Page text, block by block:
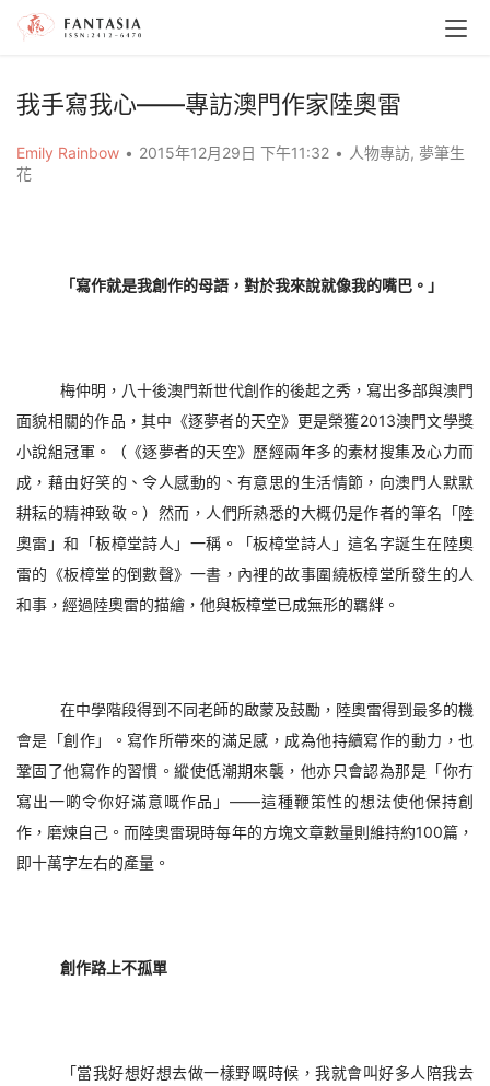
我手寫我心——專訪澳門作家陸奧雷
Emily Rainbow • 2015年12月29日 下午11:32 • 人物專訪, 夢筆生
花
「寫作就是我創作的母語，對於我來說就像我的嘴巴。」
梅仲明，八十後澳門新世代創作的後起之秀，寫出多部與澳門
面貌相關的作品，其中《逐夢者的天空》更是榮獲2013澳門文學獎
小說組冠軍。（《逐夢者的天空》歷經兩年多的素材搜集及心力而
成，藉由好笑的、令人感動的、有意思的生活情節，向澳門人默默
耕耘的精神致敬。）然而，人們所熟悉的大概仍是作者的筆名「陸
奧雷」和「板樟堂詩人」一稱。「板樟堂詩人」這名字誕生在陸奧
雷的《板樟堂的倒數聲》一書，內裡的故事圍繞板樟堂所發生的人
和事，經過陸奧雷的描繪，他與板樟堂已成無形的羈絆。
在中學階段得到不同老師的啟蒙及鼓勵，陸奧雷得到最多的機
會是「創作」。寫作所帶來的滿足感，成為他持續寫作的動力，也
鞏固了他寫作的習慣。縱使低潮期來襲，他亦只會認為那是「你冇
寫出一啲令你好滿意嘅作品」——這種鞭策性的想法使他保持創
作，磨煉自己。而陸奧雷現時每年的方塊文章數量則維持約100篇，
即十萬字左右的產量。
創作路上不孤單
「當我好想好想去做一樣野嘅時候，我就會叫好多人陪我去